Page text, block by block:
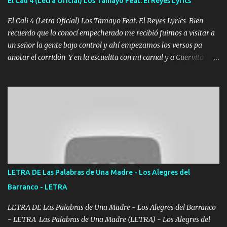
echarle chingazos Y seguir trabajando porque nada es...
El Cali 4 (Letra Oficial) Los Tamayo Feat. El Reyes Lyrics Bien
recuerdo que lo conocí empecherado me recibió fuimos a visitar a
un señor la gente bajo control y ahí empezamos los versos pa
anotar el corridón Y en la escuelita con mi carnal y a Cuervito
verde se le extraña pa que sepan Aquí Pura GENTE DE LA RANA 🐸
POR CLAVE ES EL CALI 4 EN LA CIUDAD TIJUANA Música Al
tirante andamos mi carnal atento a cualquier necesidad no porque
se ve limpio el camino nos confiamos al andar y nunca con la
misma piedra me vuelvo a tropezar Cuando ando de enamorado
en corto me tiró a per...
LETRA DE Las Palabras de Una Madre - Los Alegres del
Barranco - LETRA
LETRA DE Las Palabras de Una Madre - Los Alegres del Barranco
- LETRA Las Palabras de Una Madre (LETRA) - Los Alegres del